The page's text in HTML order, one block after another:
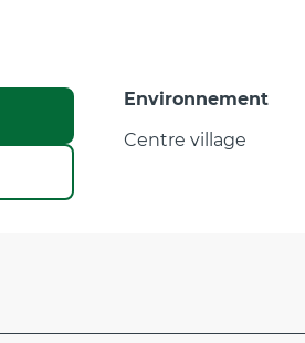
Environnement
Environnement
Centre village